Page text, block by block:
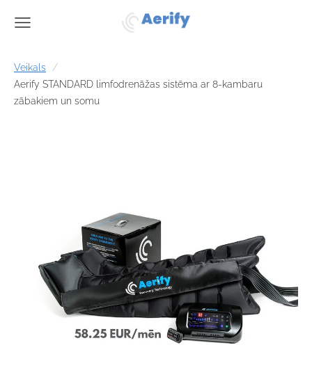
Veikals
Aerify STANDARD limfodrenāžas sistēma ar 8-kambaru
zābakiem un somu